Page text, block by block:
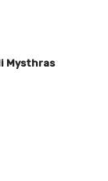
Mysthras